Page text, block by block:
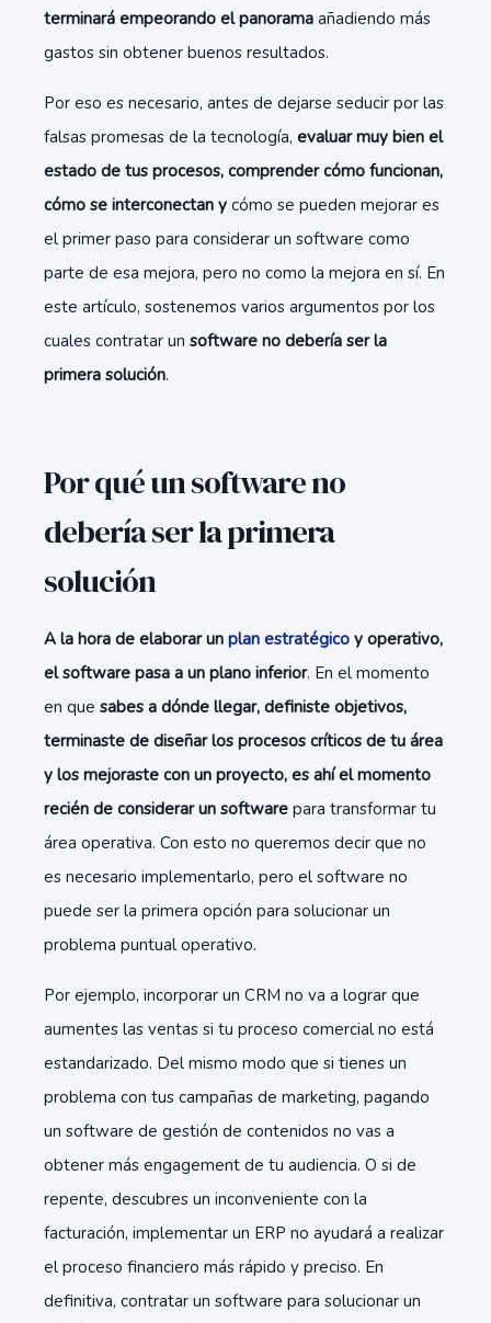
terminará empeorando el panorama añadiendo más
gastos sin obtener buenos resultados.
Por eso es necesario, antes de dejarse seducir por las
falsas promesas de la tecnología, evaluar muy bien el
estado de tus procesos, comprender cómo funcionan,
cómo se interconectan y cómo se pueden mejorar es
el primer paso para considerar un software como
parte de esa mejora, pero no como la mejora en sí. En
este artículo, sostenemos varios argumentos por los
cuales contratar un software no debería ser la
primera solución.
Por qué un software no
debería ser la primera
solución
A la hora de elaborar un plan estratégico y operativo,
el software pasa a un plano inferior. En el momento
en que sabes a dónde llegar, definiste objetivos,
terminaste de diseñar los procesos críticos de tu área
y los mejoraste con un proyecto, es ahí el momento
recién de considerar un software para transformar tu
área operativa. Con esto no queremos decir que no
es necesario implementarlo, pero el software no
puede ser la primera opción para solucionar un
problema puntual operativo.
Por ejemplo, incorporar un CRM no va a lograr que
aumentes las ventas si tu proceso comercial no está
estandarizado. Del mismo modo que si tienes un
problema con tus campañas de marketing, pagando
un software de gestión de contenidos no vas a
obtener más engagement de tu audiencia. O si de
repente, descubres un inconveniente con la
facturación, implementar un ERP no ayudará a realizar
el proceso financiero más rápido y preciso. En
definitiva, contratar un software para solucionar un